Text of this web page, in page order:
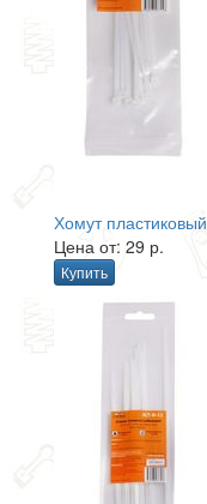
Хомут
Цена от: 29 р.
Купить